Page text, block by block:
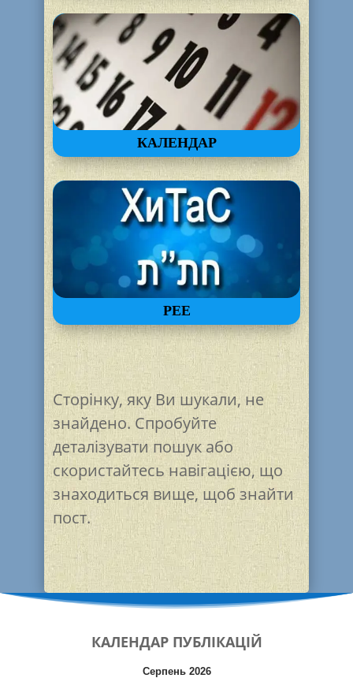
КАЛЕНДАР
РЕЕ
Сторінку, яку Ви шукали, не
знайдено. Спробуйте
деталізувати пошук або
скористайтесь навігацією, що
знаходиться вище, щоб знайти
пост.
КАЛЕНДАР ПУБЛІКАЦІЙ
Серпень 2026